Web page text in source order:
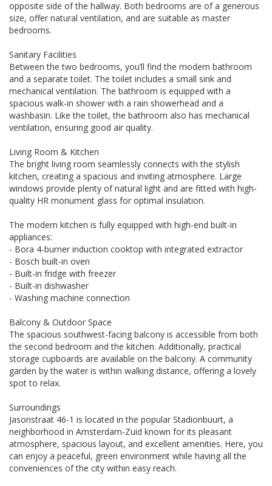
opposite side of the hallway. Both bedrooms are of a generous
size, offer natural ventilation, and are suitable as master
bedrooms.
Sanitary Facilities
Between the two bedrooms, you’ll find the modern bathroom
and a separate toilet. The toilet includes a small sink and
mechanical ventilation. The bathroom is equipped with a
spacious walk-in shower with a rain showerhead and a
washbasin. Like the toilet, the bathroom also has mechanical
ventilation, ensuring good air quality.
Living Room & Kitchen
The bright living room seamlessly connects with the stylish
kitchen, creating a spacious and inviting atmosphere. Large
windows provide plenty of natural light and are fitted with high-
quality HR monument glass for optimal insulation.
The modern kitchen is fully equipped with high-end built-in
appliances:
- Bora 4-burner induction cooktop with integrated extractor
- Bosch built-in oven
- Built-in fridge with freezer
- Built-in dishwasher
- Washing machine connection
Balcony & Outdoor Space
The spacious southwest-facing balcony is accessible from both
the second bedroom and the kitchen. Additionally, practical
storage cupboards are available on the balcony. A community
garden by the water is within walking distance, offering a lovely
spot to relax.
Surroundings
Jasonstraat 46-1 is located in the popular Stadionbuurt, a
neighborhood in Amsterdam-Zuid known for its pleasant
atmosphere, spacious layout, and excellent amenities. Here, you
can enjoy a peaceful, green environment while having all the
conveniences of the city within easy reach.